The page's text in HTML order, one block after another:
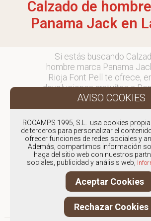
Calzado de
Panama Jack en
Si estás buscando
hombre marca Panama
Rioja Font Pell te ofrece,
devoluciones gratuítos a
Baleares, para otros
consultar
en
Los envíos a La Rioja
entre semana se
menos de 48 horas; los
realizados en fin de
producto se enviará a
lunes.
ROCAMPS 1995, S.L. usa cookies
de terceros para personalizar el
ofrecer funciones de redes sociales y
Además, compartimos información
haga del sitio web con nuestros
sociales, publicidad y análisis web,
Aceptar Cookies
Rechazar Cookies